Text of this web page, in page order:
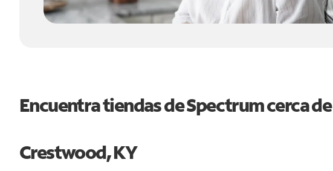
Encuentra tiendas de Spectrum cerca de
Crestwood, KY